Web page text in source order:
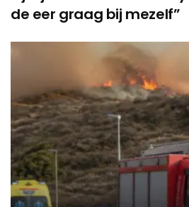
de eer graag bij mezelf”